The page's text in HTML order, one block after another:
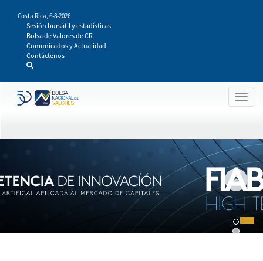
contenido
principal
Costa Rica, 6-8-2026
Sesión bursátil y estadísticas
Bolsa de Valores de CR
Comunicados y Actualidad
Contáctenos